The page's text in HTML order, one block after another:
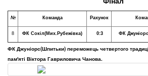
№ Команда Рахунок
8 ФК Сокіл(Мих.Рубежівка) 0:3 ФК
ФК Джуніорс(Шпитьки) переможець четвертого
пам′яті Віктора Гавриловича Чанова.